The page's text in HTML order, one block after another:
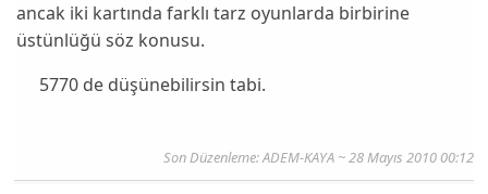
ancak iki kartında farklı tarz oyunlarda birbirine
üstünlüğü söz konusu.
5770 de düşünebilirsin tabi.
Son Düzenleme: ADEM-KAYA ~ 28 Mayıs 2010 00:12